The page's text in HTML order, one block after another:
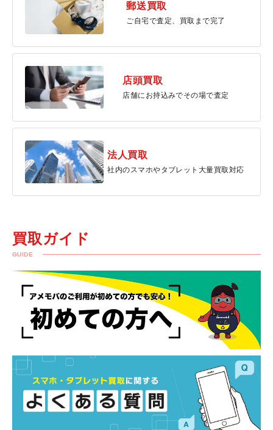
郵送買取
ご自宅で査定、買取まで完了
店頭買取
店舗にお持込みでその場で査定
法人買取
社内のスマホやタブレット大量買取対応
買取ガイド
GUIDE